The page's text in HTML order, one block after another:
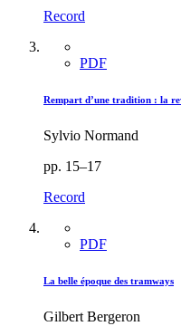
Record
PDF
Rempart d’une tradition : la
Sylvio Normand
pp. 15–17
Record
PDF
La belle époque des tramways
Gilbert Bergeron